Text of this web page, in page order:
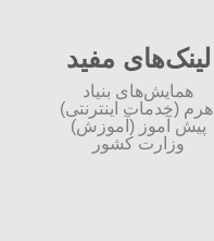
لینک‌های مفید
همایش‌های بنیاد
اهرم (خدمات اینترنتی)
پیش آموز (آموزش)
وزارت کشور